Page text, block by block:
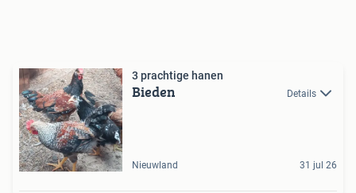
3 prachtige hanen
Bieden Details
Nieuwland 31 jul 26